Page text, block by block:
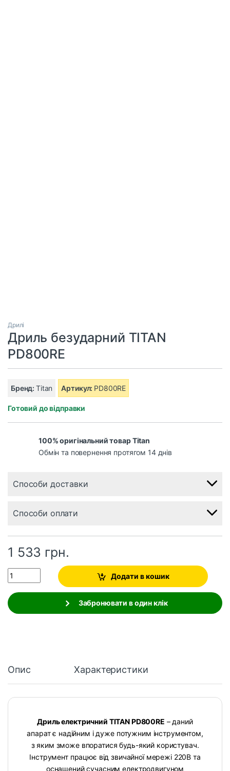
Дрилі
Дриль безударний TITAN
PD800RE
Бренд:Titan Артикул: PD800RE
Готовий до відправки
100% оригінальний товар Titan
Обмін та повернення протягом 14 днів
Способи доставки
Способи оплати
1 533 грн.
Quantity
Додати в кошик
Забронювати в один клік
Опис Характеристики
Дриль електричний TITAN PD800RE – даний
апарат є надійним і дуже потужним інструментом,
з яким зможе впоратися будь-який користувач.
Інструмент працює від звичайної мережі 220В та
оснащений сучасним електродвигуном